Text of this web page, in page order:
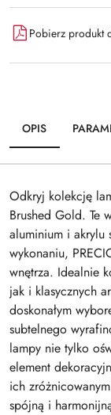
Pobierz produkt
OPIS
Odkryj kolekcję
Brushed Gold. Te
aluminium i akrylu
wykonaniu,
wnętrza. Idealnie
jak i klasycznych
doskonałym
subtelnego
lampy nie tylko
element
ich
spójną i